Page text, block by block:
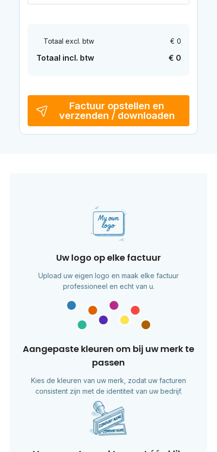
Totaal excl. btw € 0
Totaal incl. btw € 0
Factuur opstellen en
verzenden / downloaden
Uw logo op elke factuur
Upload uw eigen logo en maak elke factuur
professioneel en echt van u.
Aangepaste kleuren om bij uw merk te
passen
Kies de kleuren van uw merk, zodat uw facturen
consistent zijn met de identiteit van uw bedrijf.